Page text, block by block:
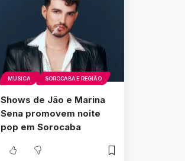
MÚSICA SOROCABA E REGIÃO
Shows de Jão e Marina
Sena promovem noite
pop em Sorocaba